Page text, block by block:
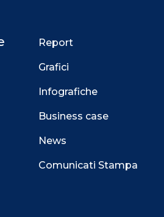
Report
Grafici
Infografiche
Business case
News
Comunicati Stampa